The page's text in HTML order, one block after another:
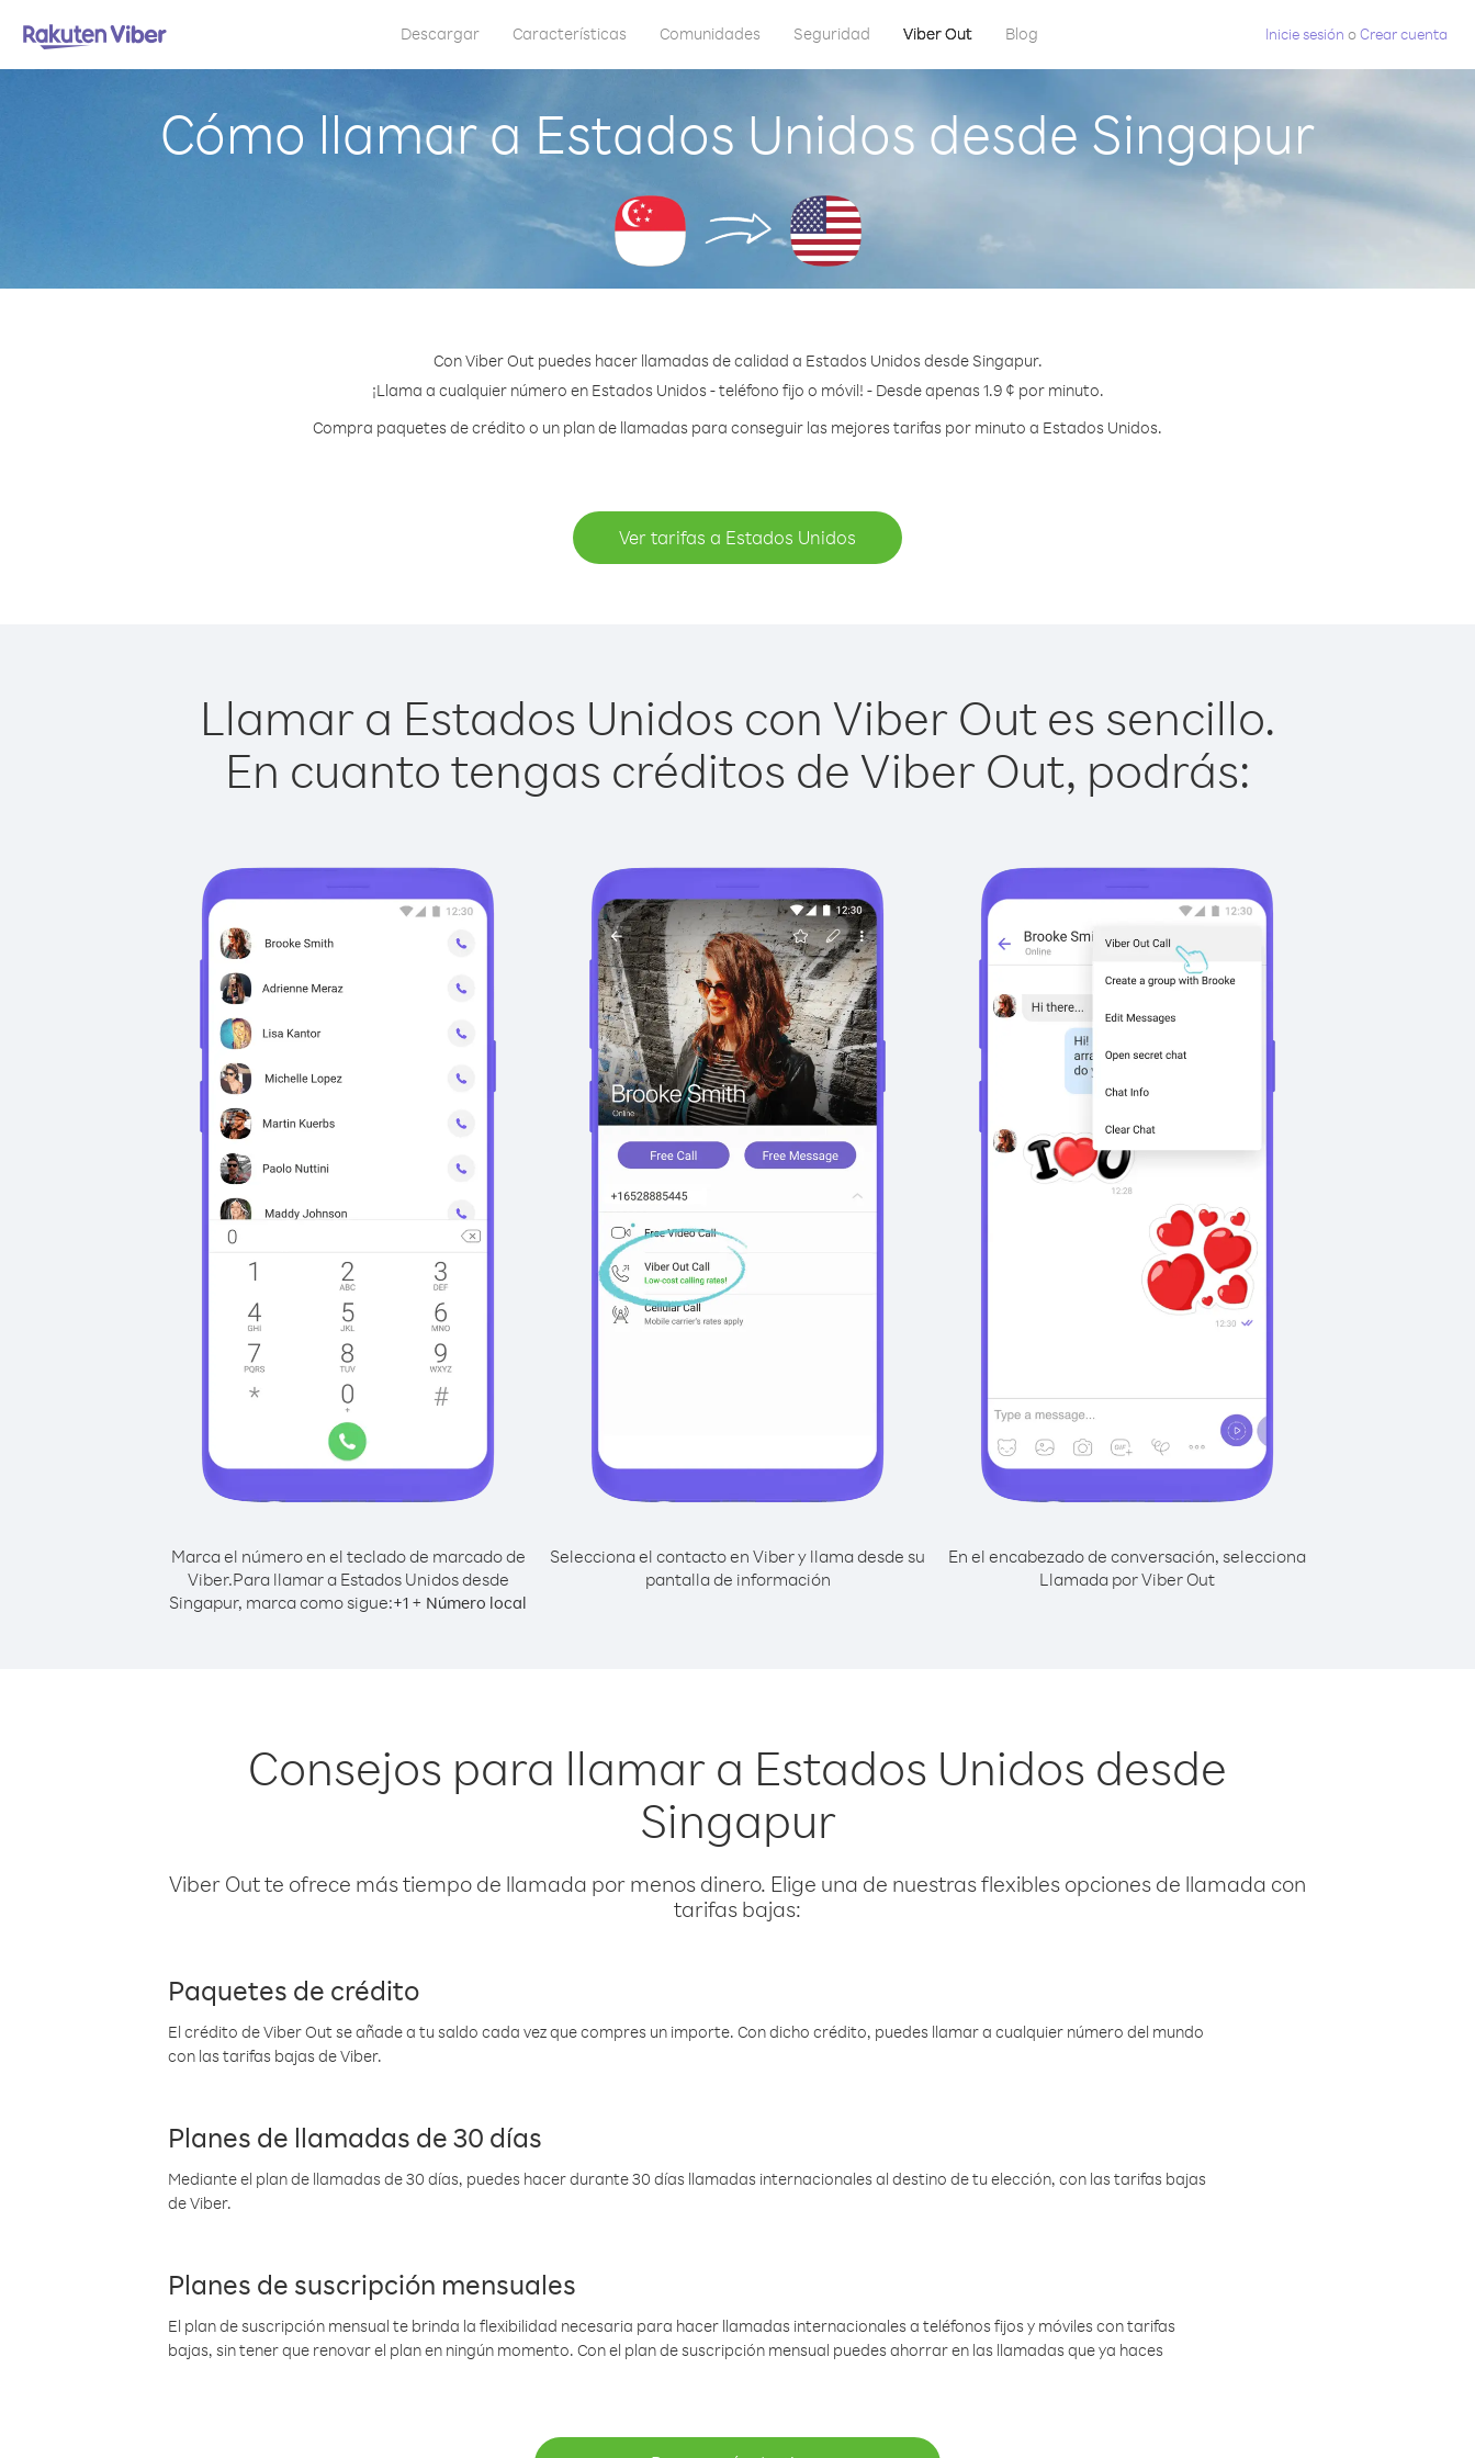
Descargar Características Comunidades Seguridad Viber Out Blog Inicie sesión oCrear cuenta
Cómo llamar a Estados Unidos desde Singapur
Con Viber Out puedes hacer llamadas de calidad a Estados Unidos desde Singapur.
¡Llama a cualquier número en Estados Unidos - teléfono fijo o móvil! - Desde apenas 1.9 ¢ por minuto.
Compra paquetes de crédito o un plan de llamadas para conseguir las mejores tarifas por minuto a Estados Unidos.
Ver tarifas a Estados Unidos
Llamar a Estados Unidos con Viber Out es sencillo.
En cuanto tengas créditos de Viber Out, podrás:
Marca el número en el teclado de marcado de
Viber.Para llamar a Estados Unidos desde
Singapur, marca como sigue:+1 + Número local
Selecciona el contacto en Viber y llama desde su
pantalla de información
En el encabezado de conversación, selecciona
Llamada por Viber Out
Consejos para llamar a Estados Unidos desde
Singapur
Viber Out te ofrece más tiempo de llamada por menos dinero. Elige una de nuestras flexibles opciones de llamada con
tarifas bajas:
Paquetes de crédito
El crédito de Viber Out se añade a tu saldo cada vez que compres un importe. Con dicho crédito, puedes llamar a cualquier número del mundo
con las tarifas bajas de Viber.
Planes de llamadas de 30 días
Mediante el plan de llamadas de 30 días, puedes hacer durante 30 días llamadas internacionales al destino de tu elección, con las tarifas bajas
de Viber.
Planes de suscripción mensuales
El plan de suscripción mensual te brinda la flexibilidad necesaria para hacer llamadas internacionales a teléfonos fijos y móviles con tarifas
bajas, sin tener que renovar el plan en ningún momento. Con el plan de suscripción mensual puedes ahorrar en las llamadas que ya haces